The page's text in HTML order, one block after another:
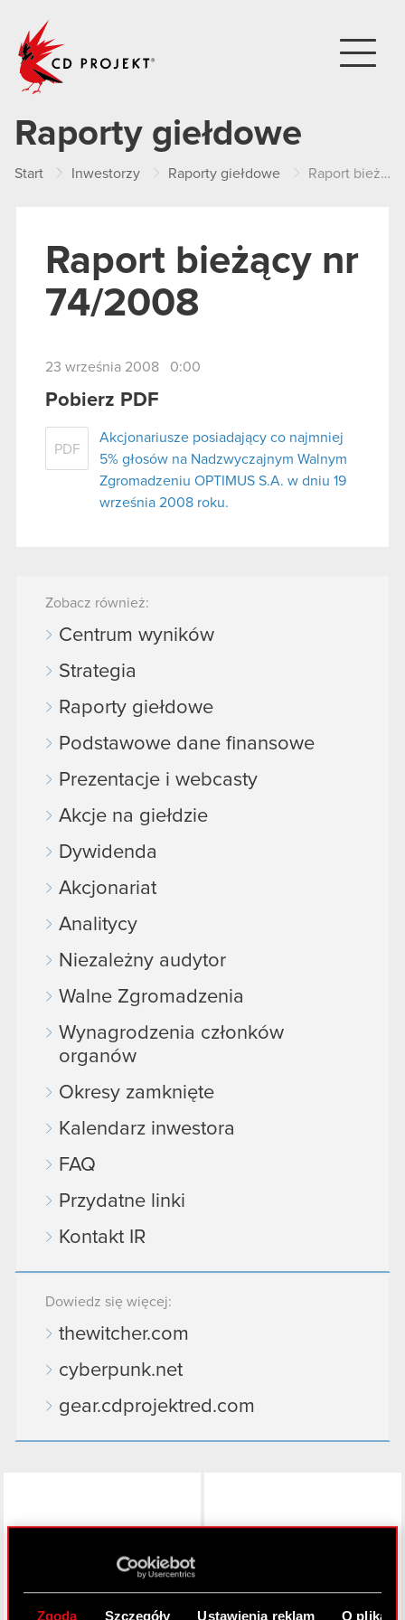
Zgoda Szczegóły Ustawienia reklam O
Raporty giełdowe
Start Inwestorzy Raporty giełdowe Raport bieżący nr 74/2008
Raport bieżący nr
74/2008
23 września 2008 0:00
Pobierz PDF
PDF
Akcjonariusze posiadający co najmniej
5% głosów na Nadzwyczajnym Walnym
Zgromadzeniu OPTIMUS S.A. w dniu 19
września 2008 roku.
Zobacz również:
Centrum wyników
Strategia
Raporty giełdowe
Podstawowe dane finansowe
Prezentacje i webcasty
Akcje na giełdzie
Dywidenda
Akcjonariat
Analitycy
Niezależny audytor
Walne Zgromadzenia
Wynagrodzenia członków
organów
Okresy zamknięte
Kalendarz inwestora
FAQ
Przydatne linki
Kontakt IR
Dowiedz się więcej:
thewitcher.com
cyberpunk.net
gear.cdprojektred.com